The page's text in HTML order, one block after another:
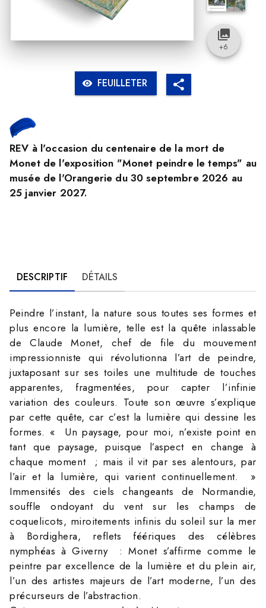
visibility FEUILLETER
REV à l'occasion du centenaire de la mort de
Monet de l'exposition "Monet peindre le temps" au
musée de l'Orangerie du 30 septembre 2026 au
25 janvier 2027.
collections
+6
DESCRIPTIF DÉTAILS
Peindre l’instant, la nature sous toutes ses formes et
plus encore la lumière, telle est la quête inlassable
de Claude Monet, chef de file du mouvement
impressionniste qui révolutionna l’art de peindre,
juxtaposant sur ses toiles une multitude de touches
apparentes, fragmentées, pour capter l’infinie
variation des couleurs. Toute son œuvre s’explique
par cette quête, car c’est la lumière qui dessine les
formes. « Un paysage, pour moi, n’existe point en
tant que paysage, puisque l’aspect en change à
chaque moment ; mais il vit par ses alentours, par
l’air et la lumière, qui varient continuellement. »
Immensités des ciels changeants de Normandie,
souffle ondoyant du vent sur les champs de
coquelicots, miroitements infinis du soleil sur la mer
à Bordighera, reflets féériques des célèbres
nymphéas à Giverny : Monet s’affirme comme le
peintre par excellence de la lumière et du plein air,
l’un des artistes majeurs de l’art moderne, l’un des
précurseurs de l’abstraction.